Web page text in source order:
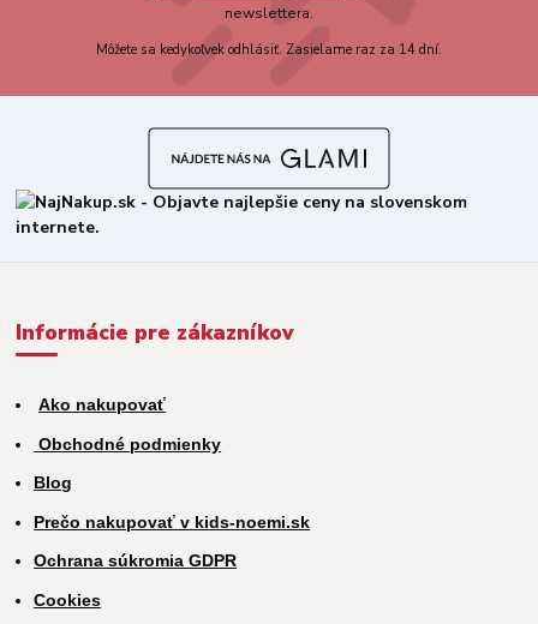
newslettera.
Môžete sa kedykoľvek odhlásiť. Zasielame raz za 14 dní.
Informácie pre zákazníkov
Ako nakupovať
Obchodné podmienky
Blog
Prečo nakupovať v kids-noemi.sk
Ochrana súkromia GDPR
Cookies